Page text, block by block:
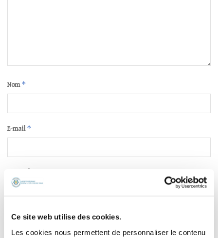
Ce site web utilise des cookies.
Les cookies nous permettent de personnaliser le contenu
Nom*
E-mail*
9 − = quatre